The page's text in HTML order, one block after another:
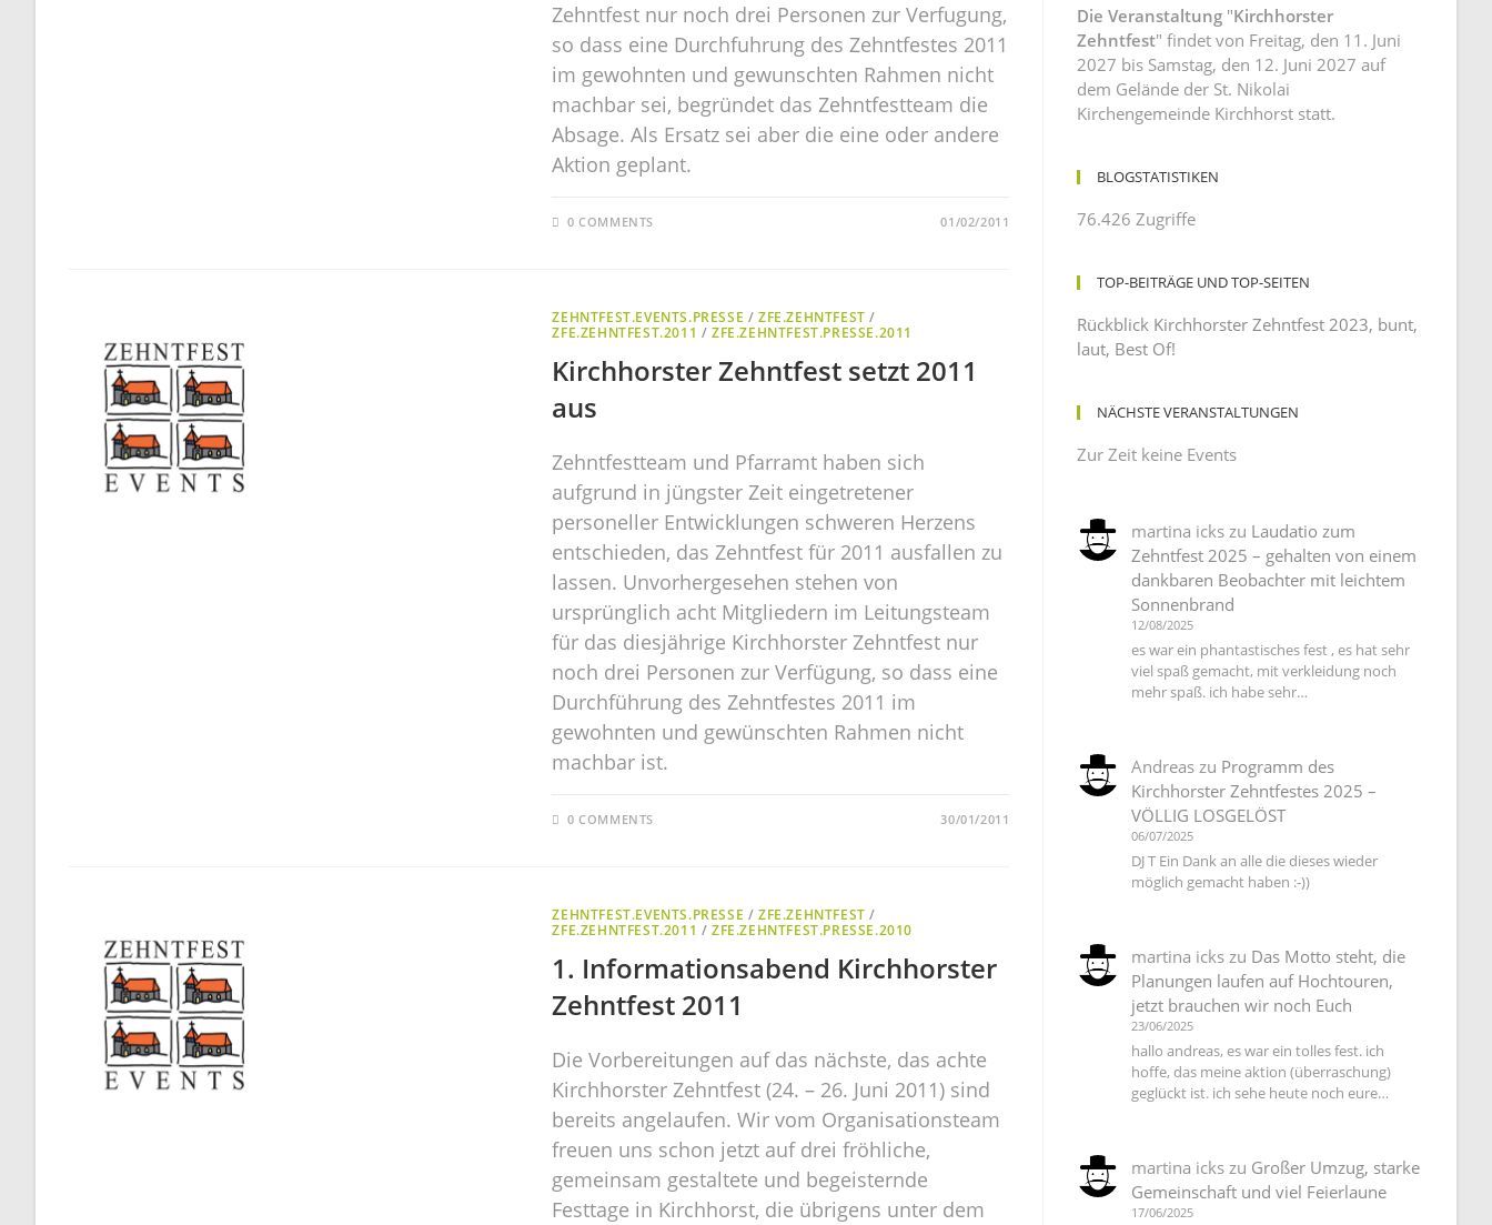
Zehntfest nur noch drei Personen zur Verfugung,
so dass eine Durchfuhrung des Zehntfestes 2011
im gewohnten und gewunschten Rahmen nicht
machbar sei, begründet das Zehntfestteam die
Absage. Als Ersatz sei aber die eine oder andere
Aktion geplant.
0 COMMENTS 01/02/2011
ZEHNTFEST.EVENTS.PRESSE / ZFE.ZEHNTFEST /
ZFE.ZEHNTFEST.2011 / ZFE.ZEHNTFEST.PRESSE.2011
Kirchhorster Zehntfest setzt 2011
aus
Zehntfestteam und Pfarramt haben sich
aufgrund in jüngster Zeit eingetretener
personeller Entwicklungen schweren Herzens
entschieden, das Zehntfest für 2011 ausfallen zu
lassen. Unvorhergesehen stehen von
ursprünglich acht Mitgliedern im Leitungsteam
für das diesjährige Kirchhorster Zehntfest nur
noch drei Personen zur Verfügung, so dass eine
Durchführung des Zehntfestes 2011 im
gewohnten und gewünschten Rahmen nicht
machbar ist.
0 COMMENTS 30/01/2011
ZEHNTFEST.EVENTS.PRESSE / ZFE.ZEHNTFEST /
ZFE.ZEHNTFEST.2011 / ZFE.ZEHNTFEST.PRESSE.2010
1. Informationsabend Kirchhorster
Zehntfest 2011
Die Vorbereitungen auf das nächste, das achte
Kirchhorster Zehntfest (24. – 26. Juni 2011) sind
bereits angelaufen. Wir vom Organisationsteam
freuen uns schon jetzt auf drei fröhliche,
gemeinsam gestaltete und begeisternde
Festtage in Kirchhorst, die übrigens unter dem
Die Veranstaltung "Kirchhorster
Zehntfest" findet von Freitag, den 11. Juni
2027 bis Samstag, den 12. Juni 2027 auf
dem Gelände der St. Nikolai
Kirchengemeinde Kirchhorst statt.
BLOGSTATISTIKEN
76.426 Zugriffe
TOP-BEITRÄGE UND TOP-SEITEN
Rückblick Kirchhorster Zehntfest 2023, bunt,
laut, Best Of!
NÄCHSTE VERANSTALTUNGEN
Zur Zeit keine Events
martina icks zu Laudatio zum
Zehntfest 2025 – gehalten von einem
dankbaren Beobachter mit leichtem
Sonnenbrand
12/08/2025
es war ein phantastisches fest , es hat sehr
viel spaß gemacht, mit verkleidung noch
mehr spaß. ich habe sehr…
Andreas zu Programm des
Kirchhorster Zehntfestes 2025 –
VÖLLIG LOSGELÖST
06/07/2025
DJ T Ein Dank an alle die dieses wieder
möglich gemacht haben :-))
martina icks zu Das Motto steht, die
Planungen laufen auf Hochtouren,
jetzt brauchen wir noch Euch
23/06/2025
hallo andreas, es war ein tolles fest. ich
hoffe, das meine aktion (überraschung)
geglückt ist. ich sehe heute noch eure…
martina icks zu Großer Umzug, starke
Gemeinschaft und viel Feierlaune
17/06/2025